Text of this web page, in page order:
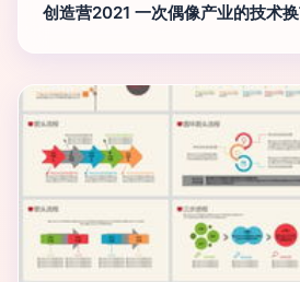
创造营2021 一次偶像产业的技术